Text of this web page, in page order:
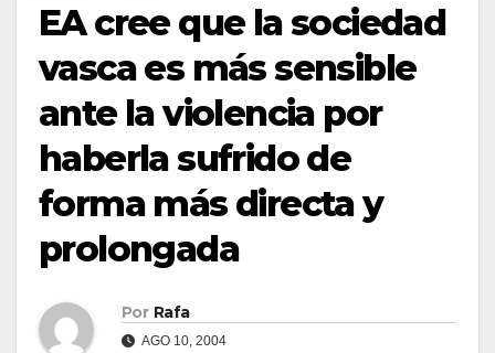
EA cree que la sociedad
vasca es más sensible
ante la violencia por
haberla sufrido de
forma más directa y
prolongada
Por Rafa
AGO 10, 2004